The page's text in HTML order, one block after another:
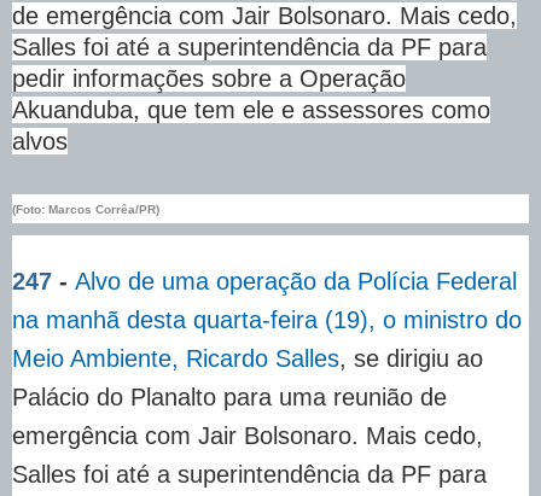
de emergência com Jair Bolsonaro. Mais cedo,
Salles foi até a superintendência da PF para
pedir informações sobre a Operação
Akuanduba, que tem ele e assessores como
alvos
(Foto: Marcos Corrêa/PR)
247 - Alvo de uma operação da Polícia Federal
na manhã desta quarta-feira (19), o ministro do
Meio Ambiente, Ricardo Salles, se dirigiu ao
Palácio do Planalto para uma reunião de
emergência com Jair Bolsonaro. Mais cedo,
Salles foi até a superintendência da PF para